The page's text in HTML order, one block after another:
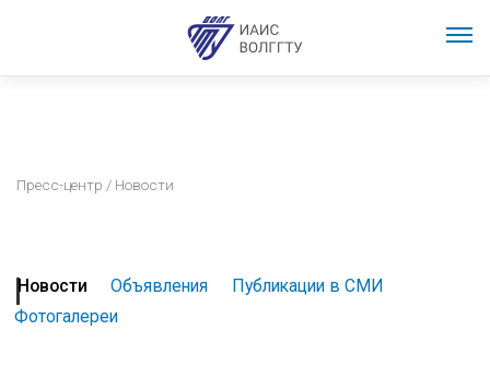
Пресс-центр / Новости
Новости Объявления
Публикации в СМИ
Фотогалереи